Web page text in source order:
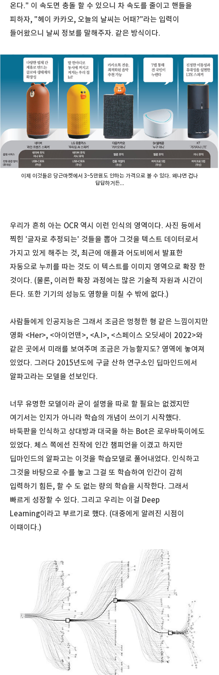
온다." 이 속도면 충돌 할 수 있으니 차 속도를 줄이고 핸들을
피하자, "헤이 카카오, 오늘의 날씨는 어때?"라는 입력이
들어왔으니 날씨 정보를 말해주자. 같은 방식이다.
이제 이것들은 당근마켓에서 3~5만원도 안하는 가격으로 볼 수 있다. 왜냐면 겁나
답답하거든...
우리가 흔히 아는 OCR 역시 이런 인식의 영역이다. 사진 등에서
찍힌 '글자로 추정되는' 것들을 뽑아 그것을 텍스트 데이터로서
가지고 있게 해주는 것, 최근에 애플과 어도비에서 발표한
자동으로 누끼를 따는 것도 이 텍스트를 이미지 영역으로 확장 한
것이다. (물론, 이러한 확장 과정에는 많은 기술적 자원과 시간이
든다. 또한 기기의 성능도 영향을 미칠 수 밖에 없다.)
사람들에게 인공지능은 그래서 조금은 멍청한 형 같은 느낌이지만
영화 <Her>, <아이언맨>, <A.I>, <스페이스 오딧세이 2022>와
같은 곳에서 미래를 보여주며 조금은 가능할지도? 영역에 놓여져
있었다. 그러다 2015년도에 구글 산하 연구소인 딥마인드에서
알파고라는 모델을 선보인다.
너무 유명한 모델이라 굳이 설명을 따로 할 필요는 없겠지만
여기서는 인지가 아니라 학습의 개념이 쓰이기 시작했다.
바둑판을 인식하고 상대방과 대국을 하는 Bot은 로우바둑이에도
있었다. 체스 쪽에선 진작에 인간 챔피언을 이겼고 하지만
딥마인드의 알파고는 이것을 학습모델로 풀어내었다. 인식하고
그것을 바탕으로 수를 놓고 그걸 또 학습하여 인간이 감히
입력하기 힘든, 할 수 도 없는 량의 학습을 시작한다. 그래서
빠르게 성장할 수 있다. 그리고 우리는 이걸 Deep
Learning이라고 부르기로 했다. (대중에게 알려진 시점이
이떄이다.)